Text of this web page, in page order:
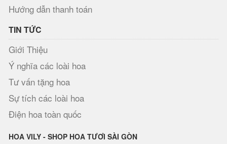
Hướng dẫn thanh toán
TIN TỨC
Giới Thiệu
Ý nghĩa các loài hoa
Tư vấn tặng hoa
Sự tích các loài hoa
Điện hoa toàn quốc
HOA VILY - SHOP HOA TƯƠI SÀI GÒN